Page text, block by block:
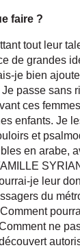
faire ?
tout leur
de grandes
je bien
passe sans
ces femmes
enfants. Je
et
en arabe,
je leur
du
ne